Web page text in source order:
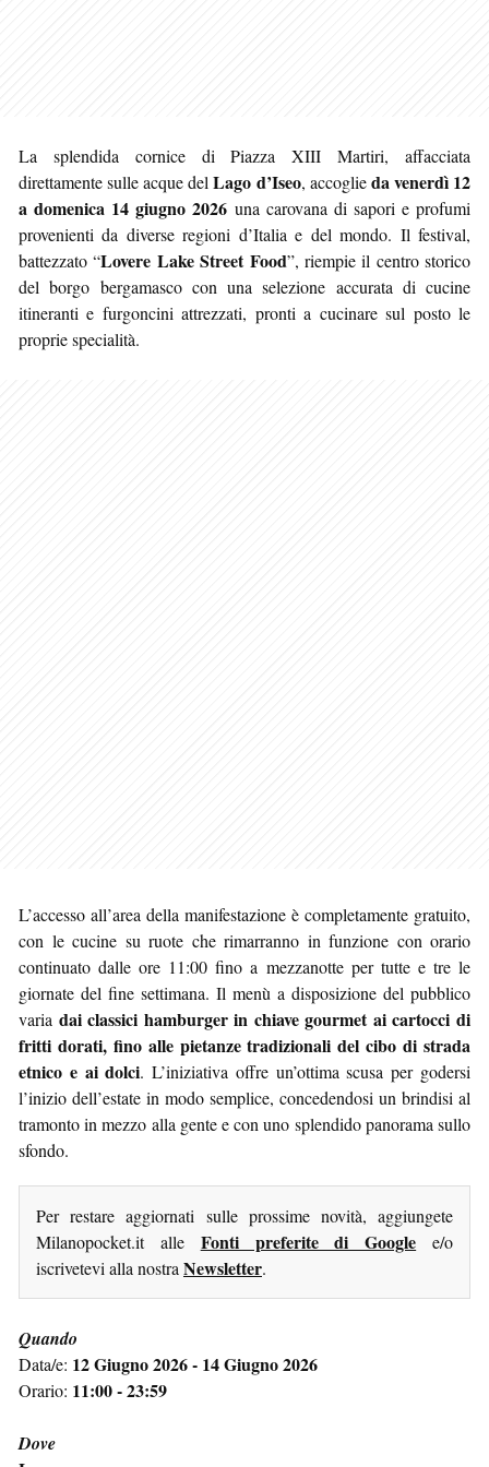
La splendida cornice di Piazza XIII Martiri, affacciata
direttamente sulle acque delLago d’Iseo, accoglieda venerdì 12
a domenica 14 giugno 2026 una carovana di sapori e profumi
provenienti da diverse regioni d’Italia e del mondo. Il festival,
battezzato “Lovere Lake Street Food”, riempie il centro storico
del borgo bergamasco con una selezione accurata di cucine
itineranti e furgoncini attrezzati, pronti a cucinare sul posto le
proprie specialità.
L’accesso all’area della manifestazione è completamente gratuito,
con le cucine su ruote che rimarranno in funzione con orario
continuato dalle ore 11:00 fino a mezzanotte per tutte e tre le
giornate del fine settimana. Il menù a disposizione del pubblico
varia dai classici hamburger in chiave gourmet ai cartocci di
fritti dorati, fino alle pietanze tradizionali del cibo di strada
etnico e ai dolci. L’iniziativa offre un’ottima scusa per godersi
l’inizio dell’estate in modo semplice, concedendosi un brindisi al
tramonto in mezzo alla gente e con uno splendido panorama sullo
sfondo.
Per restare aggiornati sulle prossime novità, aggiungete
Milanopocket.it alle Fonti preferite di Google e/o
iscrivetevi alla nostra Newsletter.
Quando
Data/e: 12 Giugno 2026 - 14 Giugno 2026
Orario: 11:00 - 23:59
Dove